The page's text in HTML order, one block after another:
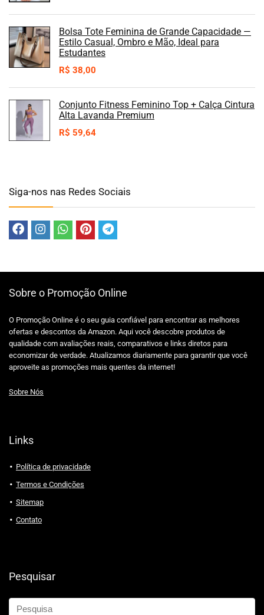
Bolsa Tote Feminina de Grande Capacidade —
Estilo Casual, Ombro e Mão, Ideal para
Estudantes
R$ 38,00
Conjunto Fitness Feminino Top + Calça Cintura
Alta Lavanda Premium
R$ 59,64
Siga-nos nas Redes Sociais
Sobre o Promoção Online
O Promoção Online é o seu guia confiável para encontrar as melhores
ofertas e descontos da Amazon. Aqui você descobre produtos de
qualidade com avaliações reais, comparativos e links diretos para
economizar de verdade. Atualizamos diariamente para garantir que você
aproveite as promoções mais quentes da internet!
Sobre Nós
Links
Política de privacidade
Termos e Condições
Sitemap
Contato
Pesquisar